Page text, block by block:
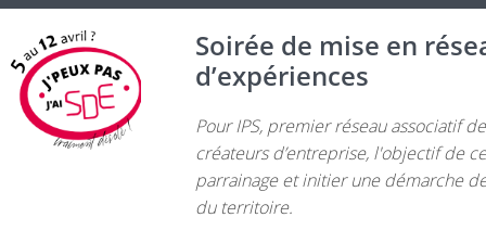
Soirée de mise en
d’expériences
Pour IPS, premier réseau associatif
créateurs d’entreprise, l'objectif de
parrainage et initier une démarche
du territoire.